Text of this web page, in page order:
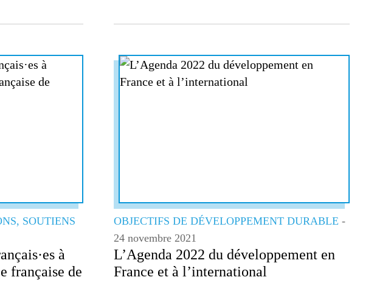
SOUTIENS
à
française de
OBJECTIFS DE DÉVELOPPEMENT DURABLE -
24 novembre 2021
L’Agenda 2022 du développement en
France et à l’international